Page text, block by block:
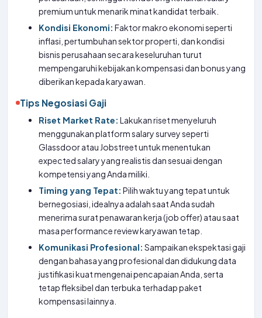
premium untuk menarik minat kandidat terbaik.
Kondisi Ekonomi: Faktor makro ekonomi seperti
inflasi, pertumbuhan sektor properti, dan kondisi
bisnis perusahaan secara keseluruhan turut
mempengaruhi kebijakan kompensasi dan bonus yang
diberikan kepada karyawan.
Tips Negosiasi Gaji
Riset Market Rate: Lakukan riset menyeluruh
menggunakan platform salary survey seperti
Glassdoor atau Jobstreet untuk menentukan
expected salary yang realistis dan sesuai dengan
kompetensi yang Anda miliki.
Timing yang Tepat: Pilih waktu yang tepat untuk
bernegosiasi, idealnya adalah saat Anda sudah
menerima surat penawaran kerja (job offer) atau saat
masa performance review karyawan tetap.
Komunikasi Profesional: Sampaikan ekspektasi gaji
dengan bahasa yang profesional dan didukung data
justifikasi kuat mengenai pencapaian Anda, serta
tetap fleksibel dan terbuka terhadap paket
kompensasi lainnya.